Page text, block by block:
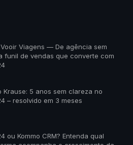
Viagens — De agência sem
funil de vendas que converte com
Krause: 5 anos sem clareza no
– resolvido em 3 meses
ou Kommo CRM? Entenda qual